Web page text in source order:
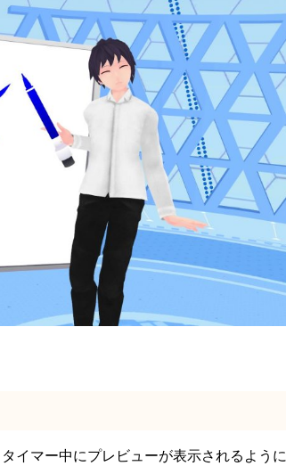
イマー中にプレビューが表示されるように